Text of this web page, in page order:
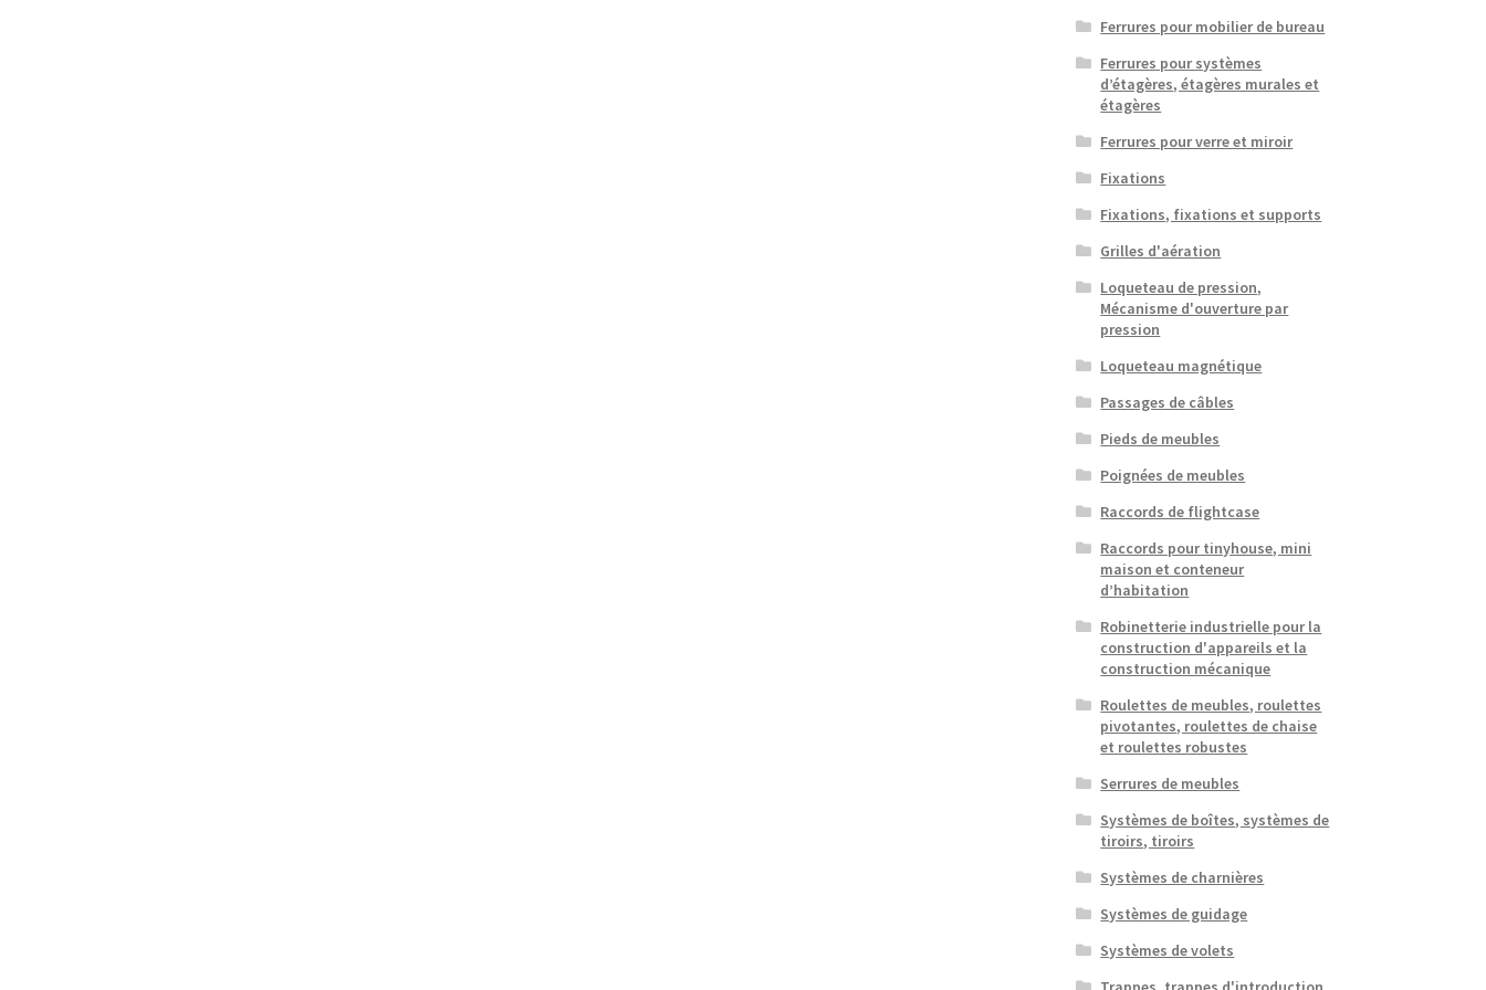
Ferrures pour mobilier de bureau
Ferrures pour systèmes
d’étagères, étagères murales et
étagères
Ferrures pour verre et miroir
Fixations
Fixations, fixations et supports
Grilles d'aération
Loqueteau de pression,
Mécanisme d'ouverture par
pression
Loqueteau magnétique
Passages de câbles
Pieds de meubles
Poignées de meubles
Raccords de flightcase
Raccords pour tinyhouse, mini
maison et conteneur
d’habitation
Robinetterie industrielle pour la
construction d'appareils et la
construction mécanique
Roulettes de meubles, roulettes
pivotantes, roulettes de chaise
et roulettes robustes
Serrures de meubles
Systèmes de boîtes, systèmes de
tiroirs, tiroirs
Systèmes de charnières
Systèmes de guidage
Systèmes de volets